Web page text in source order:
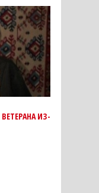
ИЗ-